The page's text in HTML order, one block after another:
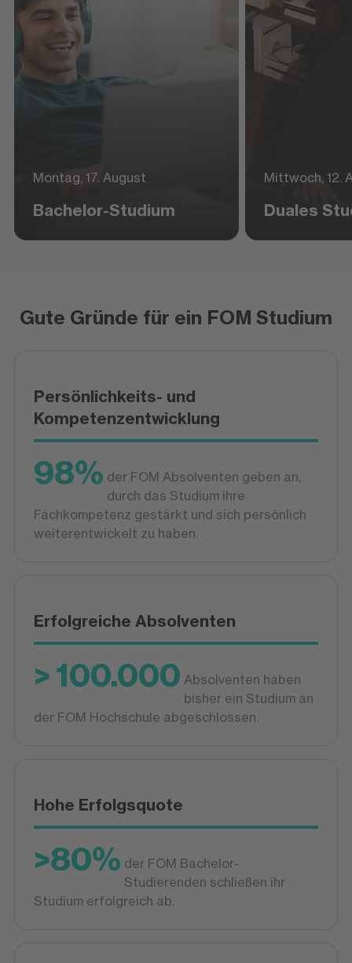
Montag, 17. August
Bachelor-Studium
Mittwoch, 12.
Duales
Gute Gründe für ein FOM Studium
Persönlichkeits- und
Kompetenzentwicklung
98% der FOM Absolventen geben an,
durch das Studium ihre
Fachkompetenz gestärkt und sich persönlich
weiterentwickelt zu haben.
Erfolgreiche Absolventen
> 100.000 Absolventen haben
bisher ein Studium an
der FOM Hochschule abgeschlossen.
Hohe Erfolgsquote
>80% der FOM Bachelor-
Studierenden schließen ihr
Studium erfolgreich ab.